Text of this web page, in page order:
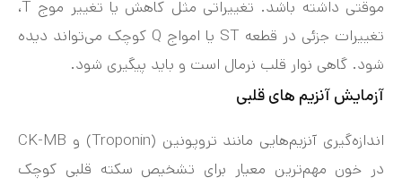
موقتی داشته باشد. تغییراتی مثل کاهش یا تغییر موج T،
تغییرات جزئی در قطعه ST یا امواج Q کوچک می‌تواند دیده
شود. گاهی نوار قلب نرمال است و باید پیگیری شود.
آزمایش آنزیم های قلبی
اندازه‌گیری آنزیم‌هایی مانند تروپونین (Troponin) و CK-MB
در خون مهم‌ترین معیار برای تشخیص سکته قلبی کوچک